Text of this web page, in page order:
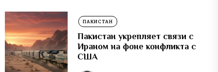
ПАКИСТАН
Пакистан укрепляет связи с
Ираном на фоне конфликта с
США